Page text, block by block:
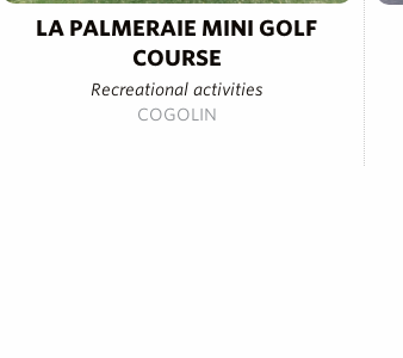
LA PALMERAIE MINI GOLF
COURSE
Recreational activities
COGOLIN